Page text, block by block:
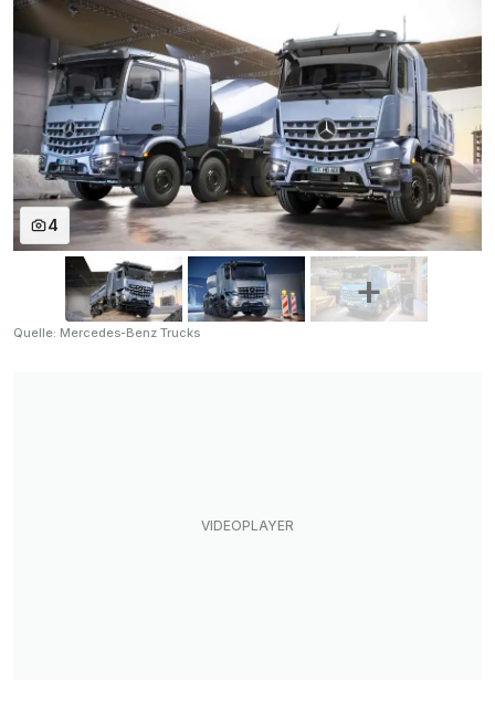
4
Quelle: Mercedes-Benz Trucks